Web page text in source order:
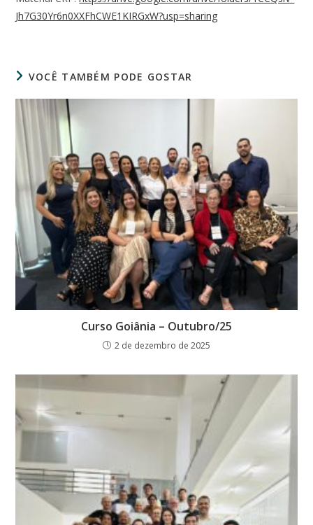
Jh7G30Yr6n0XXFhCWE1KIRGxW?usp=sharing
VOCÊ TAMBÉM PODE GOSTAR
Curso Goiânia – Outubro/25
2 de dezembro de 2025